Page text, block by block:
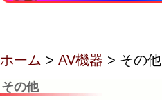
ホーム > AV機器 > その他
その他